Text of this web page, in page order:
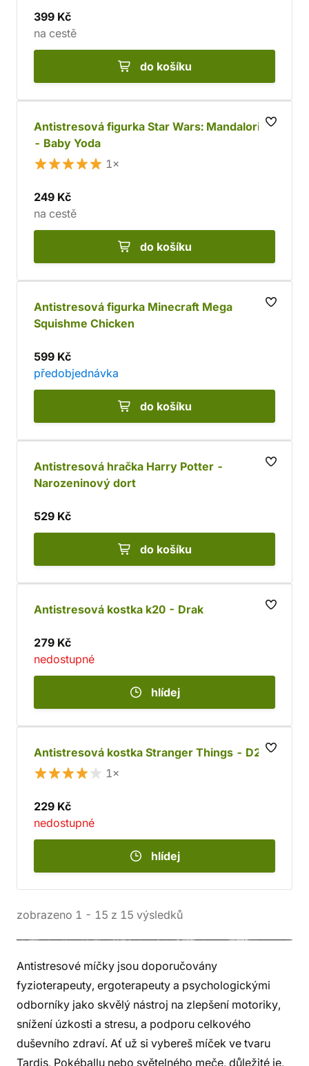
399 Kč
na cestě
do košíku
Antistresová figurka Star Wars: Mandalorian
- Baby Yoda
1×
249 Kč
na cestě
do košíku
Antistresová figurka Minecraft Mega
Squishme Chicken
599 Kč
předobjednávka
do košíku
Antistresová hračka Harry Potter -
Narozeninový dort
529 Kč
do košíku
Antistresová kostka k20 - Drak
279 Kč
nedostupné
hlídej
Antistresová kostka Stranger Things - D20
1×
229 Kč
nedostupné
hlídej
zobrazeno 1 - 15 z 15 výsledků
Antistresové míčky jsou doporučovány
fyzioterapeuty, ergoterapeuty a psychologickými
odborníky jako skvělý nástroj na zlepšení motoriky,
snížení úzkosti a stresu, a podporu celkového
duševního zdraví. Ať už si vybereš míček ve tvaru
Tardis, Pokéballu nebo světelného meče, důležité je,